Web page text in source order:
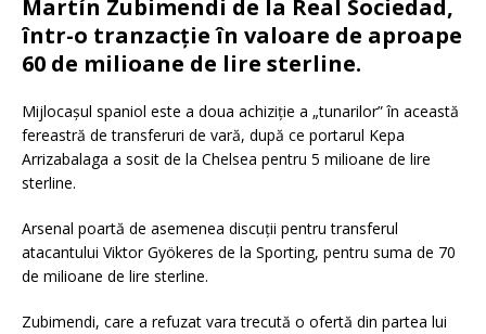
Martín Zubimendi de la Real Sociedad,
într-o tranzacție în valoare de aproape
60 de milioane de lire sterline.
Mijlocașul spaniol este a doua achiziție a „tunarilor” în această
fereastră de transferuri de vară, după ce portarul Kepa
Arrizabalaga a sosit de la Chelsea pentru 5 milioane de lire
sterline.
Arsenal poartă de asemenea discuții pentru transferul
atacantului Viktor Gyökeres de la Sporting, pentru suma de 70
de milioane de lire sterline.
Zubimendi, care a refuzat vara trecută o ofertă din partea lui